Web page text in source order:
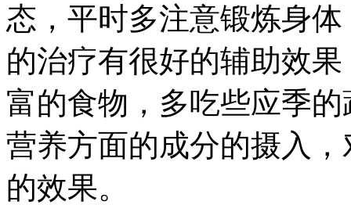
态，平时多注意锻炼身
的治疗有很好的辅助效
富的食物，多吃些应季
营养方面的成分的摄入
的效果。